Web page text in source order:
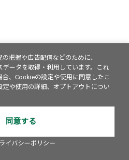
把握や広告配信などのために、
ータを取得・利用しています。これ
、Cookieの設定や使用に同意したこ
定や使用の詳細、オプトアウトについ
同意する
イバシーポリシー